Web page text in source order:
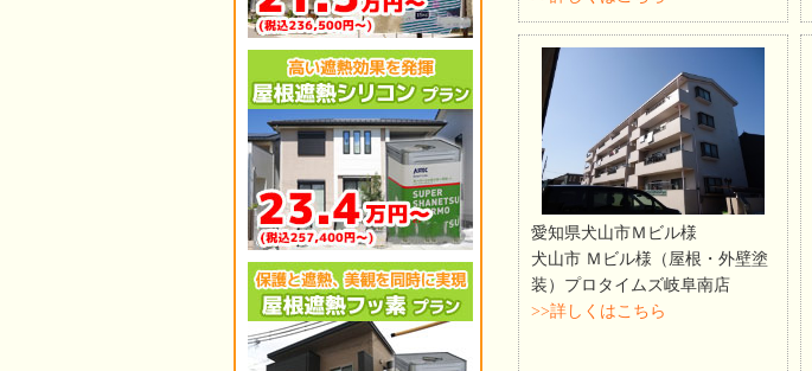
愛知県犬山市Ｍビル様
犬山市 Ｍビル様（屋根・外壁塗
装）プロタイムズ岐阜南店
>>詳しくはこちら